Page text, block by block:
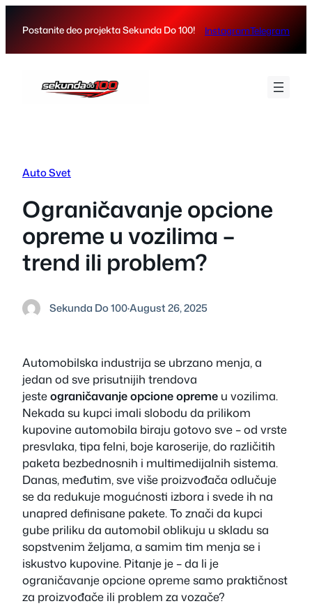
Postanite deo projekta Sekunda Do 100! InstagramTelegram
Auto Svet
Ograničavanje opcione
opreme u vozilima –
trend ili problem?
Sekunda Do 100·August 26, 2025
Automobilska industrija se ubrzano menja, a
jedan od sve prisutnijih trendova
jesteograničavanje opcione opreme u vozilima.
Nekada su kupci imali slobodu da prilikom
kupovine automobila biraju gotovo sve – od vrste
presvlaka, tipa felni, boje karoserije, do različitih
paketa bezbednosnih i multimedijalnih sistema.
Danas, međutim, sve više proizvođača odlučuje
se da redukuje mogućnosti izbora i svede ih na
unapred definisane pakete. To znači da kupci
gube priliku da automobil oblikuju u skladu sa
sopstvenim željama, a samim tim menja se i
iskustvo kupovine. Pitanje je – da li je
ograničavanje opcione opreme samo praktičnost
za proizvođače ili problem za vozače?